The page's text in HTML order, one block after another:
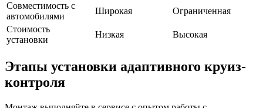
Совместимость с
автомобилями
Широкая
Ограниченная
Стоимость
установки
Низкая Высокая
Этапы установки адаптивного круиз-
контроля